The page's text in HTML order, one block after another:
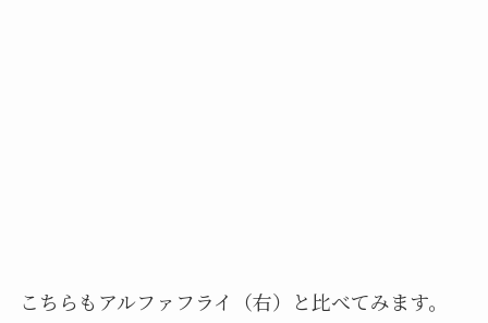
こちらもアルファフライ（右）と比べてみます。